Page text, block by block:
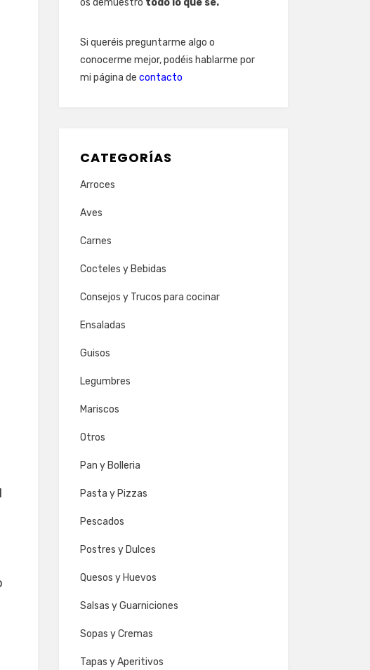
os demuestro todo lo que sé.
Si queréis preguntarme algo o
conocerme mejor, podéis hablarme por
mi página de contacto
CATEGORÍAS
Arroces
Aves
Carnes
Cocteles y Bebidas
Consejos y Trucos para cocinar
Ensaladas
Guisos
Legumbres
Mariscos
Otros
Pan y Bolleria
Pasta y Pizzas
Pescados
Postres y Dulces
Quesos y Huevos
Salsas y Guarniciones
Sopas y Cremas
Tapas y Aperitivos